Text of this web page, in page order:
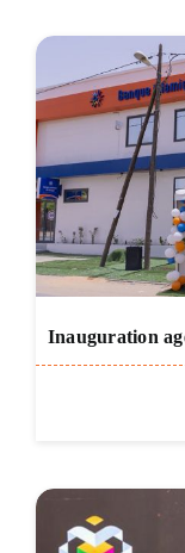
Inauguration